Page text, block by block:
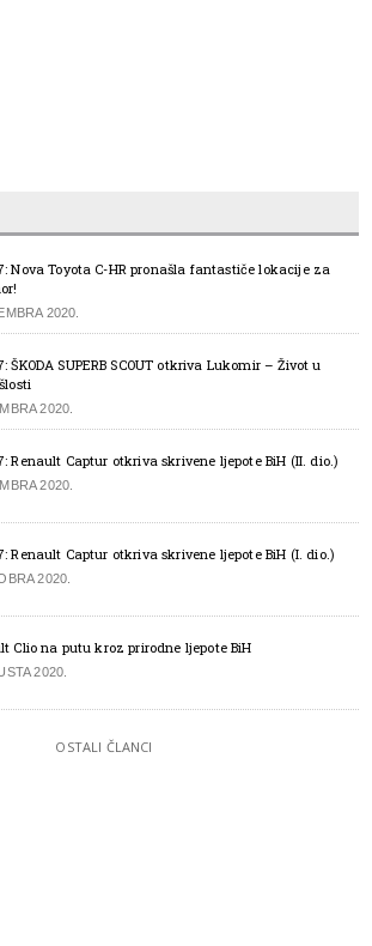
Nova Toyota C-HR pronašla fantastiče lokacije za
2020.
ŠKODA SUPERB SCOUT otkriva Lukomir – Život u
2020.
Renault Captur otkriva skrivene ljepote BiH (II. dio.)
2020.
Renault Captur otkriva skrivene ljepote BiH (I. dio.)
2020.
Clio na putu kroz prirodne ljepote BiH
2020.
OSTALI ČLANCI